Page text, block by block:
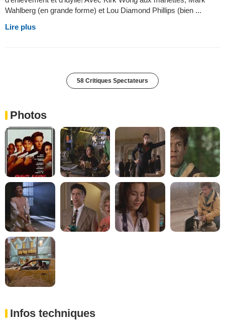
Wahlberg (en grande forme) et Lou Diamond Phillips (bien ...
Lire plus
58 Critiques Spectateurs
Photos
Infos techniques